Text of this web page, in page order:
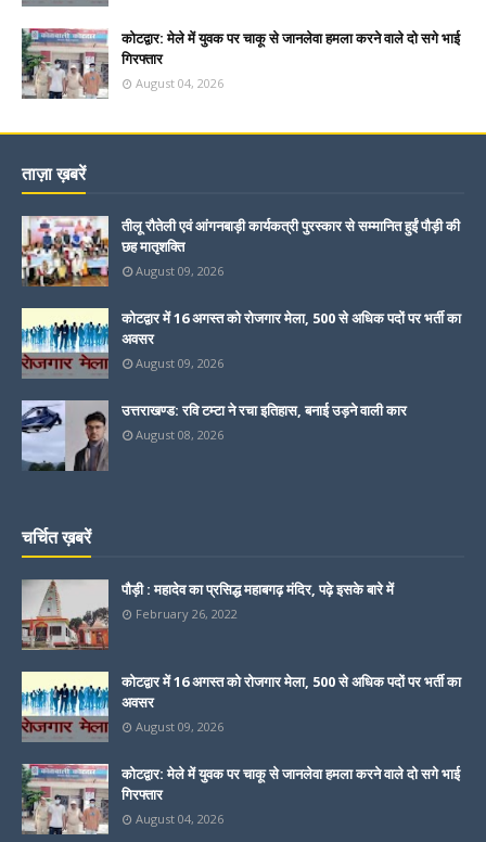
कोटद्वार: मेले में युवक पर चाकू से जानलेवा हमला करने वाले दो सगे भाई
गिरफ्तार
August 04, 2026
ताज़ा ख़बरें
तीलू रौतेली एवं आंगनबाड़ी कार्यकत्री पुरस्कार से सम्मानित हुईं पौड़ी की
छह मातृशक्ति
August 09, 2026
कोटद्वार में 16 अगस्त को रोजगार मेला, 500 से अधिक पदों पर भर्ती का
अवसर
August 09, 2026
उत्तराखण्ड: रवि टम्टा ने रचा इतिहास, बनाई उड़ने वाली कार
August 08, 2026
चर्चित ख़बरें
पौड़ी : महादेव का प्रसिद्ध महाबगढ़ मंदिर, पढ़े इसके बारे में
February 26, 2022
कोटद्वार में 16 अगस्त को रोजगार मेला, 500 से अधिक पदों पर भर्ती का
अवसर
August 09, 2026
कोटद्वार: मेले में युवक पर चाकू से जानलेवा हमला करने वाले दो सगे भाई
गिरफ्तार
August 04, 2026